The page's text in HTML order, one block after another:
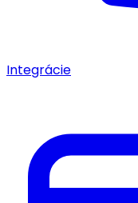
Integrácie